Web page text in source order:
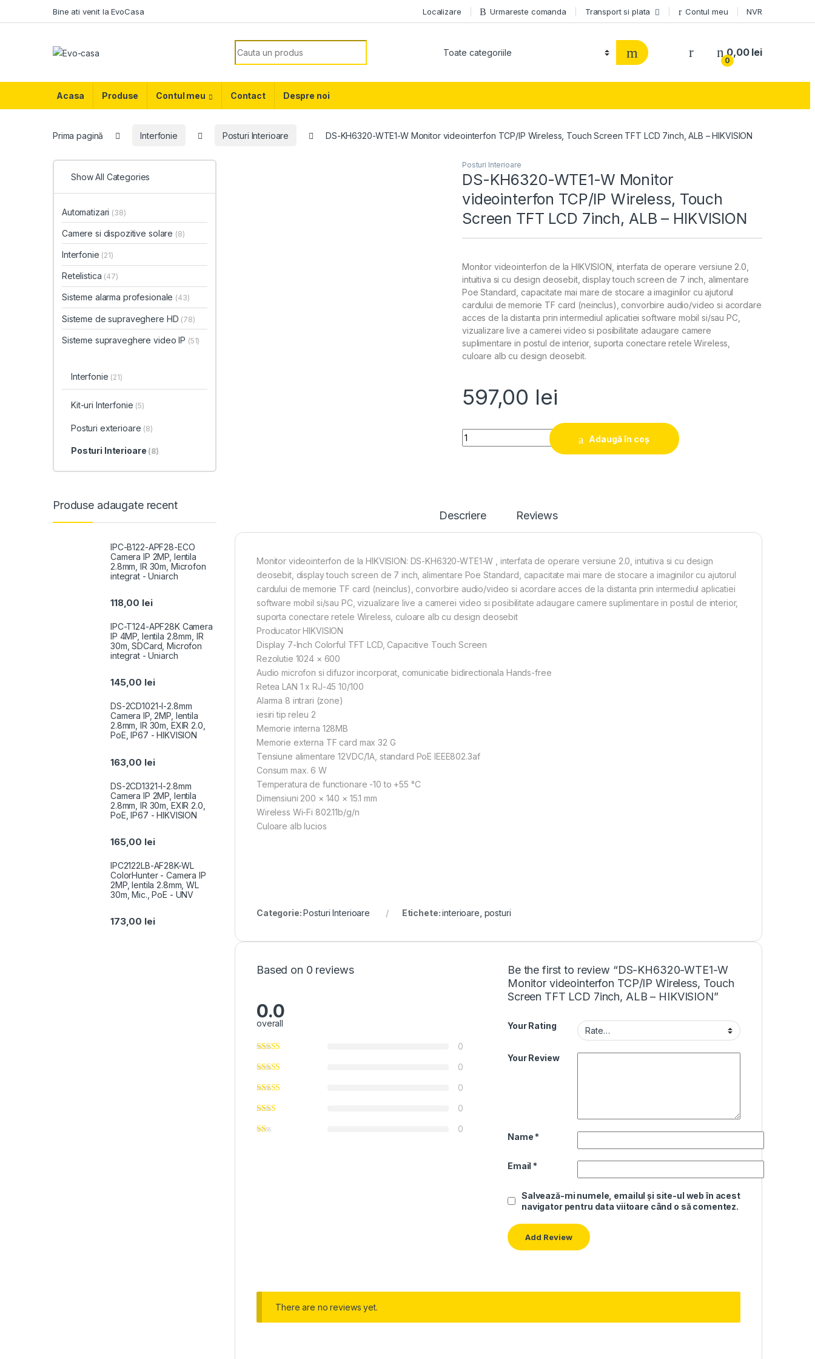
Bine ati venit la EvoCasa Localizare Urmareste comanda Transport si plata Contul meu NVR
Search for:
0
0,00 lei
Acasa Produse Contul meu Contact Despre noi
Prima pagină Interfonie Posturi Interioare DS-KH6320-WTE1-W Monitor videointerfon TCP/IP Wireless, Touch Screen TFT LCD 7inch, ALB – HIKVISION
Posturi Interioare
DS-KH6320-WTE1-W Monitor
videointerfon TCP/IP Wireless, Touch
Screen TFT LCD 7inch, ALB – HIKVISION
Monitor videointerfon de la HIKVISION, interfata de operare versiune 2.0,
intuitiva si cu design deosebit, display touch screen de 7 inch, alimentare
Poe Standard, capacitate mai mare de stocare a imaginilor cu ajutorul
cardului de memorie TF card (neinclus), convorbire audio/video si acordare
acces de la distanta prin intermediul aplicatiei software mobil si/sau PC,
vizualizare live a camerei video si posibilitate adaugare camere
suplimentare in postul de interior, suporta conectare retele Wireless,
culoare alb cu design deosebit.
597,00 lei
Quantity
Adaugă în coș
Descriere Reviews
Monitor videointerfon de la HIKVISION: DS-KH6320-WTE1-W , interfata de operare versiune 2.0, intuitiva si cu design
deosebit, display touch screen de 7 inch, alimentare Poe Standard, capacitate mai mare de stocare a imaginilor cu ajutorul
cardului de memorie TF card (neinclus), convorbire audio/video si acordare acces de la distanta prin intermediul aplicatiei
software mobil si/sau PC, vizualizare live a camerei video si posibilitate adaugare camere suplimentare in postul de interior,
suporta conectare retele Wireless, culoare alb cu design deosebit
Producator HIKVISION
Display 7-Inch Colorful TFT LCD, Capacitive Touch Screen
Rezolutie 1024 × 600
Audio microfon si difuzor incorporat, comunicatie bidirectionala Hands-free
Retea LAN 1 x RJ-45 10/100
Alarma 8 intrari (zone)
iesiri tip releu 2
Memorie interna 128MB
Memorie externa TF card max 32 G
Tensiune alimentare 12VDC/1A, standard PoE IEEE802.3af
Consum max. 6 W
Temperatura de functionare -10 to +55 °C
Dimensiuni 200 × 140 × 15.1 mm
Wireless Wi-Fi 802.11b/g/n
Culoare alb lucios
Categorie:Posturi Interioare Etichete:interioare, posturi
Based on 0 reviews
0.0
overall
0
0
0
0
0
Be the first to review “DS-KH6320-WTE1-W
Monitor videointerfon TCP/IP Wireless, Touch
Screen TFT LCD 7inch, ALB – HIKVISION”
Your Rating
Your Review
Name *
Email *
Salvează-mi numele, emailul și site-ul web în acest
navigator pentru data viitoare când o să comentez.
There are no reviews yet.
Show All Categories
Automatizari (38)
Camere si dispozitive solare (8)
Interfonie (21)
Retelistica (47)
Sisteme alarma profesionale (43)
Sisteme de supraveghere HD (78)
Sisteme supraveghere video IP (51)
Interfonie (21)
Kit-uri Interfonie (5)
Posturi exterioare (8)
Posturi Interioare (8)
Produse adaugate recent
IPC-B122-APF28-ECO
Camera IP 2MP, lentila
2.8mm, IR 30m, Microfon
integrat - Uniarch
118,00 lei
IPC-T124-APF28K Camera
IP 4MP, lentila 2.8mm, IR
30m, SDCard, Microfon
integrat - Uniarch
145,00 lei
DS-2CD1021-I-2.8mm
Camera IP, 2MP, lentila
2.8mm, IR 30m, EXIR 2.0,
PoE, IP67 - HIKVISION
163,00 lei
DS-2CD1321-I-2.8mm
Camera IP 2MP, lentila
2.8mm, IR 30m, EXIR 2.0,
PoE, IP67 - HIKVISION
165,00 lei
IPC2122LB-AF28K-WL
ColorHunter - Camera IP
2MP, lentila 2.8mm, WL
30m, Mic., PoE - UNV
173,00 lei